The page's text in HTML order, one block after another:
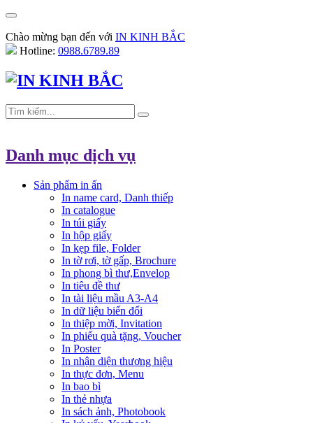
Chào mừng bạn đến với IN KINH BẮC
Hotline: 0988.6789.89
Danh mục dịch vụ
Sản phẩm in ấn
In name card, Danh thiếp
In catalogue
In túi giấy
In hộp giấy
In kẹp file, Folder
In tờ rơi, tờ gấp, Brochure
In phong bì thư,Envelop
In tiêu đề thư
In tài liệu mầu A3-A4
In dữ liệu biến đổi
In thiệp mời, Invitation
In phiếu quà tặng, Voucher
In Poster
In nhận diện thương hiệu
In thực đơn, Menu
In bao bì
In thẻ nhựa
In sách ảnh, Photobook